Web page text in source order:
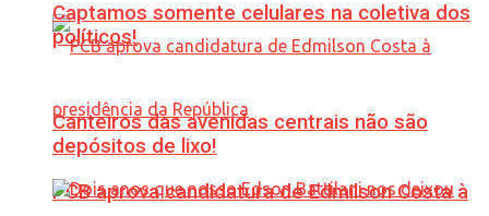
PCB aprova candidatura de Edmilson Costa à
Captamos somente celulares na coletiva dos
políticos!
Canteiros das avenidas centrais não são
depósitos de lixo!